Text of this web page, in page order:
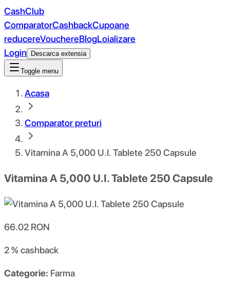
CashClub
ComparatorCashbackCupoane
reducereVouchereBlogLoializare
Login
Descarca extensia
Toggle menu
Acasa
Comparator preturi
Vitamina A 5,000 U.I. Tablete 250 Capsule
Vitamina A 5,000 U.I. Tablete 250 Capsule
66.02 RON
2 %cashback
Categorie: Farma